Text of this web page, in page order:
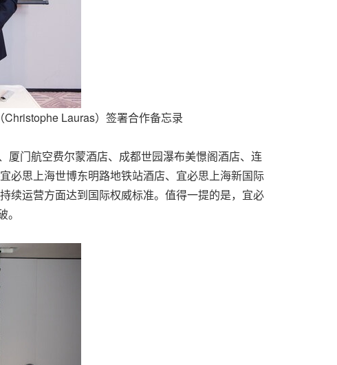
Lauras）签署合作备忘录
厦门航空费尔蒙酒店、成都世园瀑布美憬阁酒店、连
思上海世博东明路地铁站酒店、宜必思上海新国际
续运营方面达到国际权威标准。值得一提的是，宜必